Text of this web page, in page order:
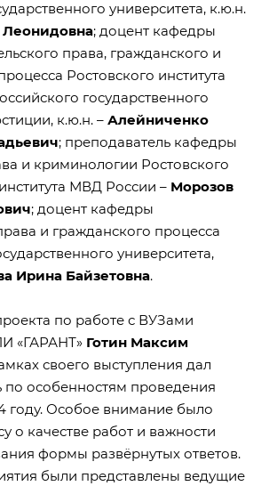
университета, к.ю.н.
; доцент кафедры
права, гражданского и
Ростовского института
государственного
к.ю.н. – Алейниченко
; преподаватель кафедры
и криминологии Ростовского
МВД России – Морозов
; доцент кафедры
и гражданского процесса
университета,
Ирина Байзетовна.
по работе с ВУЗами
«ГАРАНТ» Готин Максим
своего выступления дал
по особенностям проведения
году. Особое внимание было
о качестве работ и важности
формы развёрнутых ответов.
были представлены ведущие